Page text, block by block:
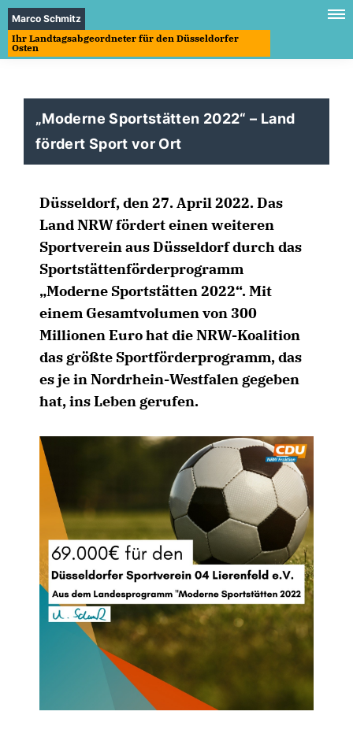
Marco Schmitz
Ihr Landtagsabgeordneter für den Düsseldorfer
Osten
Moderne Sportstätten 2022“ – Land
fördert Sport vor Ort
Düsseldorf, den 27. April 2022. Das
Land NRW fördert einen weiteren
Sportverein aus Düsseldorf durch das
Sportstättenförderprogramm
Moderne Sportstätten 2022“. Mit
einem Gesamtvolumen von 300
Millionen Euro hat die NRW-Koalition
das größte Sportförderprogramm, das
es je in Nordrhein-Westfalen gegeben
hat, ins Leben gerufen.